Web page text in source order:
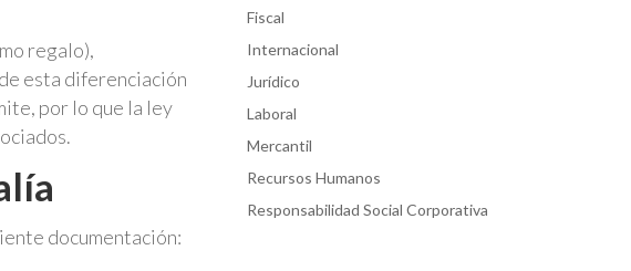
regalo),
esta diferenciación
por lo que la ley
documentación:
Fiscal
Internacional
Jurídico
Laboral
Mercantil
Recursos Humanos
Responsabilidad Social Corporativa